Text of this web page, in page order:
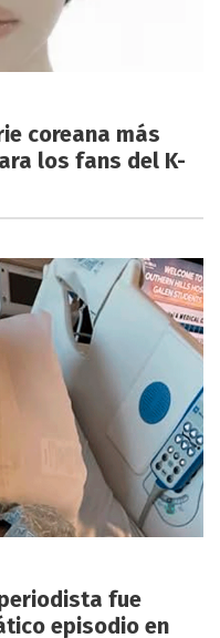
coreana más
los fans del K-
fue
episodio en